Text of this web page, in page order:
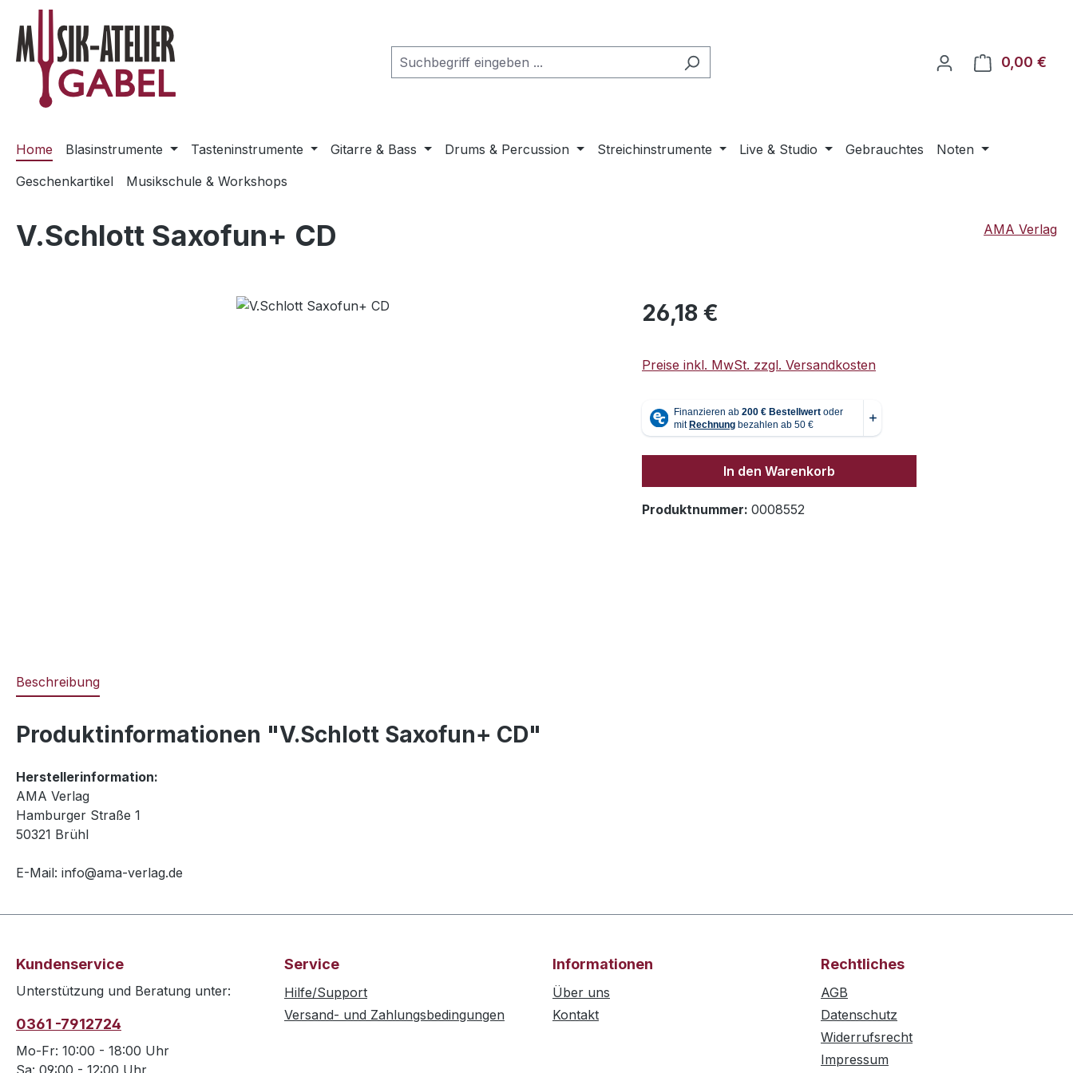
Hauptinhalt springen
Zur Suche springen
Zur Hauptnavigation springen
0,00 €
Home Blasinstrumente Tasteninstrumente Gitarre & Bass Drums & Percussion Streichinstrumente Live & Studio Gebrauchtes
Noten
Geschenkartikel
Musikschule & Workshops
V.Schlott Saxofun+ CD AMA Verlag
Regulärer Preis:
26,18 €
Preise inkl. MwSt. zzgl. Versandkosten
In den Warenkorb
Produktnummer: 0008552
Beschreibung
Produktinformationen "V.Schlott Saxofun+ CD"
Herstellerinformation:
AMA Verlag
Hamburger Straße 1
50321 Brühl
E-Mail: info@ama-verlag.de
Kundenservice
Unterstützung und Beratung unter:
0361 -7912724
Mo-Fr: 10:00 - 18:00 Uhr
Service
Hilfe/Support
Versand- und Zahlungsbedingungen
Informationen
Über uns
Kontakt
Rechtliches
AGB
Datenschutz
Widerrufsrecht
Impressum